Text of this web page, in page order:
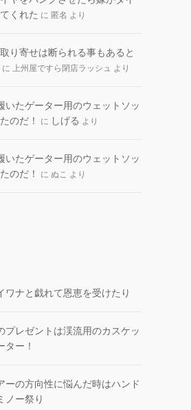
くれた に 匿名 より
り寄せは断られる事もあると
に 上州屋ですら閉店ラッシュ より
いたゲーター用のウェットソッ
のだ！
に しげる より
いたゲーター用のウェットソッ
のだ！
に ぬこ より
ワナと戯れて恩恵を受けたり
プレゼントは渓流用のカスケッ
ター！
ーの方向性に悩んだ時はハンド
ノー祭り